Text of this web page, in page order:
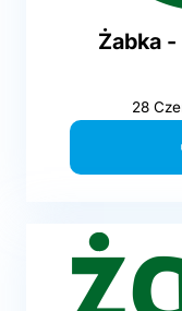
Żabka
28